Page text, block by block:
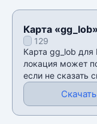
Карта
129
Карта gg_lob для
локация может
если не сказать
Скачать